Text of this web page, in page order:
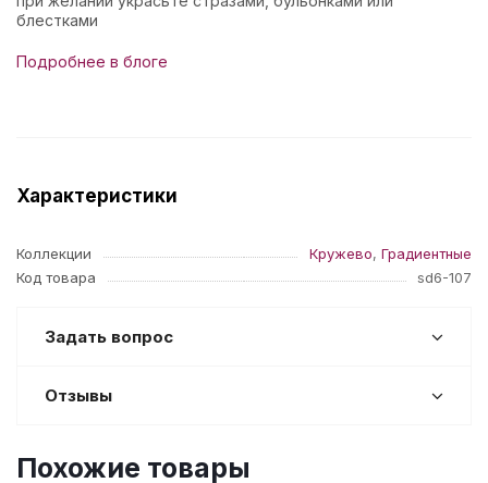
блестками
Подробнее в блоге
Характеристики
Коллекции Кружево, Градиентные
Код товара
sd6-107
Задать вопрос
Отзывы
Похожие товары